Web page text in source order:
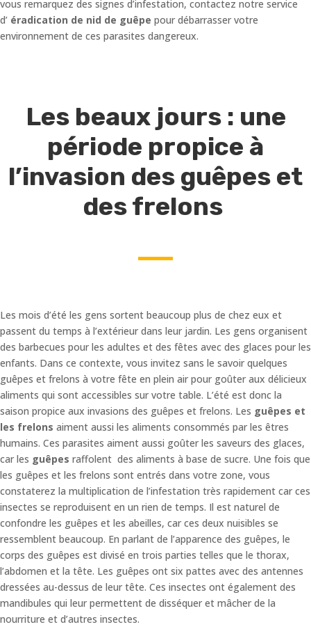
vous remarquez des signes d’infestation, contactez notre service
d’ éradication de nid de guêpe pour débarrasser votre
environnement de ces parasites dangereux.
Les beaux jours : une
période propice à
l’invasion des guêpes et
des frelons
Les mois d’été les gens sortent beaucoup plus de chez eux et
passent du temps à l’extérieur dans leur jardin. Les gens organisent
des barbecues pour les adultes et des fêtes avec des glaces pour les
enfants. Dans ce contexte, vous invitez sans le savoir quelques
guêpes et frelons à votre fête en plein air pour goûter aux délicieux
aliments qui sont accessibles sur votre table. L’été est donc la
saison propice aux invasions des guêpes et frelons. Les guêpes et
les frelons aiment aussi les aliments consommés par les êtres
humains. Ces parasites aiment aussi goûter les saveurs des glaces,
car les guêpes raffolent des aliments à base de sucre. Une fois que
les guêpes et les frelons sont entrés dans votre zone, vous
constaterez la multiplication de l’infestation très rapidement car ces
insectes se reproduisent en un rien de temps. Il est naturel de
confondre les guêpes et les abeilles, car ces deux nuisibles se
ressemblent beaucoup. En parlant de l’apparence des guêpes, le
corps des guêpes est divisé en trois parties telles que le thorax,
l’abdomen et la tête. Les guêpes ont six pattes avec des antennes
dressées au-dessus de leur tête. Ces insectes ont également des
mandibules qui leur permettent de disséquer et mâcher de la
nourriture et d’autres insectes.